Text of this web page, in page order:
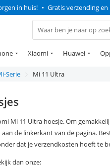
in huis! • Gratis verzending
Xiaomi Huawei
Serie Mi 11 Ultra
Mi 11 Ultra hoesje. Om
de linkerkant van de pagina.
dat je verzendkosten hoeft te
dan onze: